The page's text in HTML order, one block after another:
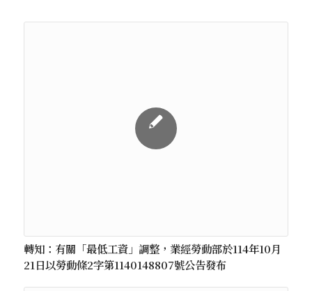
轉知：有關「最低工資」調整，業經勞動部於114年10月
21日以勞動條2字第1140148807號公告發布